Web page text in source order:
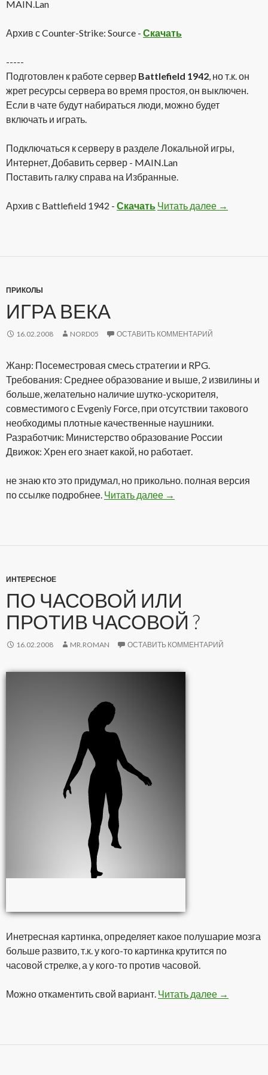
MAIN.Lan
Архив с Counter-Strike: Source - Скачать
-----
Подготовлен к работе сервер Battlefield 1942, но т.к. он
жрет ресурсы сервера во время простоя, он выключен.
Если в чате будут набираться люди, можно будет
включать и играть.
Подключаться к серверу в разделе Локальной игры,
Интернет, Добавить сервер - MAIN.Lan
Поставить галку справа на Избранные.
Архив с Battlefield 1942 - Скачать Читать далее Сервера
→
ПРИКОЛЫ
ИГРА ВЕКА
16.02.2008 NORD05 ОСТАВИТЬ КОММЕНТАРИЙ
Жанр: Посеместровая смесь стратегии и RРG.
Требования: Среднее образование и выше, 2 извилины и
больше, желательно наличие шутко-ускорителя,
совместимого с Еvgеniу Fоrсе, при отсутствии такового
необходимы плотные качественные наушники.
Разработчик: Министерство образование России
Движок: Хрен его знает какой, но работает.
не знаю кто это придумал, но прикольно. полная версия
по ссылке подробнее. Читать далее Игра века
→
ИНТЕРЕСНОЕ
ПО ЧАСОВОЙ ИЛИ
ПРОТИВ ЧАСОВОЙ ?
16.02.2008 MR.ROMAN ОСТАВИТЬ КОММЕНТАРИЙ
Инетресная картинка, определяет какое полушарие мозга
больше развито, т.к. у кого-то картинка крутится по
часовой стрелке, а у кого-то против часовой.
Можно откаментить свой вариант. Читать далее По
→